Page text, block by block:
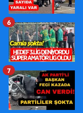
6
7